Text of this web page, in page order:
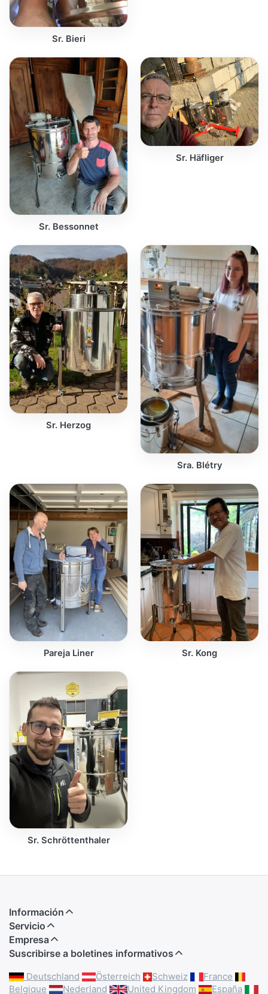
Sr. Bieri
Sr. Bessonnet
Sr. Häfliger
Sr. Herzog
Sra. Blétry
Pareja Liner Sr. Kong
Sr. Schröttenthaler
Información
Servicio
Empresa
Suscribirse a boletines informativos
Deutschland Österreich Schweiz
France
Belgique
Nederland United Kingdom España